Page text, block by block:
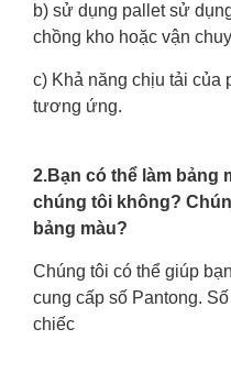
b) sử dụng pallet sử
chồng kho hoặc vận
c) Khả năng chịu tải của
tương ứng.
2.Bạn có thể làm bảng
chúng tôi không?
bảng màu?
Chúng tôi có thể giúp
cung cấp số Pantong.
chiếc